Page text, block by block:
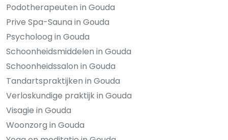
Podotherapeuten in Gouda
Prive Spa-Sauna in Gouda
Psycholoog in Gouda
Schoonheidsmiddelen in Gouda
Schoonheidssalon in Gouda
Tandartspraktijken in Gouda
Verloskundige praktijk in Gouda
Visagie in Gouda
Woonzorg in Gouda